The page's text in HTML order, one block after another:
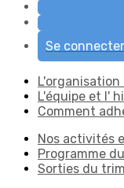
Se connecter
L'organisation
L'équipe et l'
Comment
Nos activités
Programme
Sorties du